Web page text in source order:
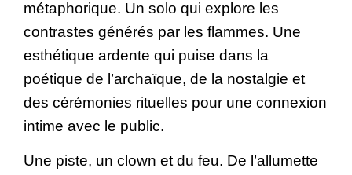
métaphorique. Un solo qui explore les
contrastes générés par les flammes. Une
esthétique ardente qui puise dans la
poétique de l’archaïque, de la nostalgie et
des cérémonies rituelles pour une connexion
intime avec le public.
Une piste, un clown et du feu. De l’allumette